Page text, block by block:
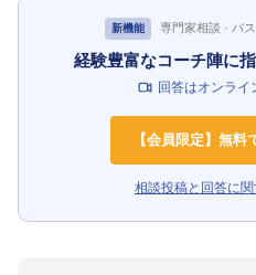
新機能 専門家相談 · バ
経験豊富なコーチ陣に
回答はオンライ
【会員限定】無料
相談投稿と回答に